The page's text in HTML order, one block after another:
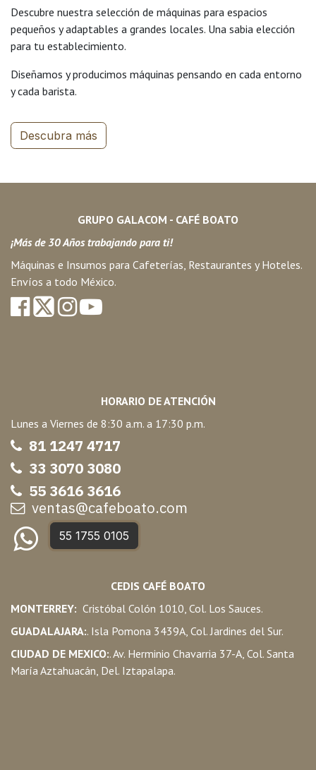
Descubre nuestra selección de máquinas para espacios
pequeños y adaptables a grandes locales. Una sabia elección
para tu establecimiento.
Diseñamos y producimos máquinas pensando en cada entorno
y cada barista.
Descubra más
GRUPO GALACOM - CAFÉ BOATO
¡Más de 30 Años trabajando para ti!
Máquinas e Insumos para Cafeterías, Restaurantes y Hoteles.
Envíos a todo México.
HORARIO DE ATENCIÓN
Lunes a Viernes de 8:30 a.m. a 17:30 p.m.
81 1247 4717
33 3070 3080
55 3616 3616
ventas@cafeboato.com
55 1755 0105
CEDIS CAFÉ BOATO
MONTERREY: Cristóbal Colón 1010, Col. Los Sauces.
GUADALAJARA:. Isla Pomona 3439A, Col. Jardines del Sur.
CIUDAD DE MEXICO:. Av. Herminio Chavarria 37-A, Col. Santa
María Aztahuacán, Del. Iztapalapa.